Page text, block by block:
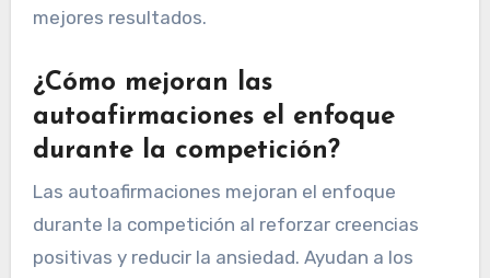
mejores resultados.
¿Cómo mejoran las
autoafirmaciones el enfoque
durante la competición?
Las autoafirmaciones mejoran el enfoque
durante la competición al reforzar creencias
positivas y reducir la ansiedad. Ayudan a los